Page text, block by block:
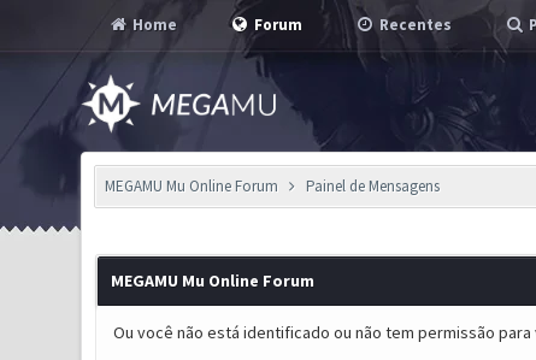
Home Forum Recentes
MEGAMU Mu Online Forum Painel de Mensagens
MEGAMU Mu Online Forum
Ou você não está identificado ou não tem permissão